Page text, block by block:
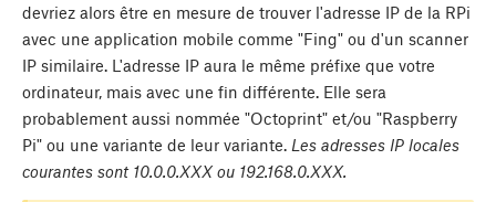
devriez alors être en mesure de trouver l'adresse IP de la RPi
avec une application mobile comme "Fing" ou d'un scanner
IP similaire. L'adresse IP aura le même préfixe que votre
ordinateur, mais avec une fin différente. Elle sera
probablement aussi nommée "Octoprint" et/ou "Raspberry
Pi" ou une variante de leur variante. Les adresses IP locales
courantes sont 10.0.0.XXX ou 192.168.0.XXX.